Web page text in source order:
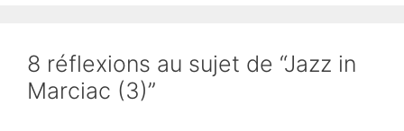
8 réflexions au sujet de “Jazz in
Marciac (3)”